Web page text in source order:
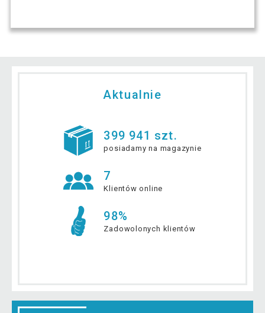
Aktualnie
399 941 szt.
posiadamy na magazynie
7
Klientów online
98%
Zadowolonych klientów